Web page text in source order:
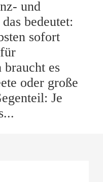
und
bedeutet:
sofort
braucht es
oder große
Je